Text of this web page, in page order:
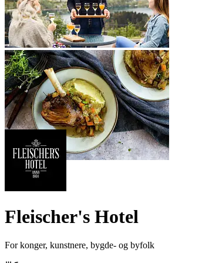
Fleischer's Hotel
For konger, kunstnere, bygde- og byfolk